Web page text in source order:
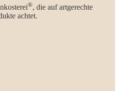
®, die auf artgerechte
achtet.